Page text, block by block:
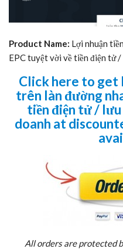
Product Name: Lợi nhuận
EPC tuyệt vời về tiền điện tử
Click here to get
trên làn đường
tiền điện tử /
doanh at
All orders are protected